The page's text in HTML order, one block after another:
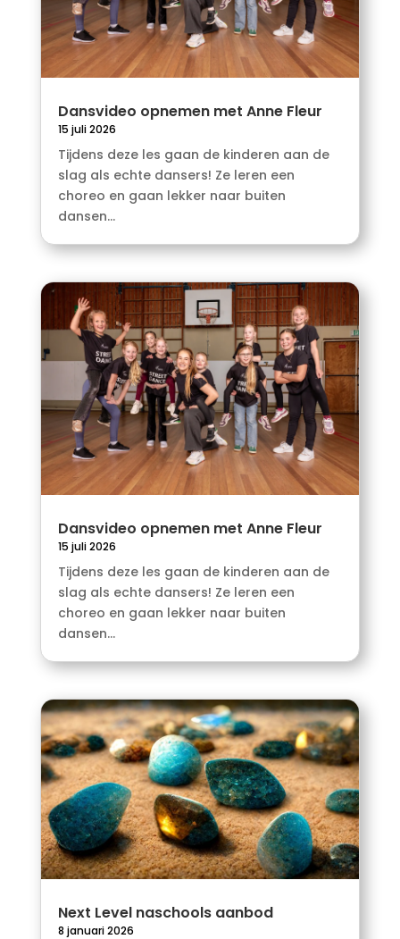
Dansvideo opnemen met Anne Fleur
15 juli 2026
Tijdens deze les gaan de kinderen aan de
slag als echte dansers! Ze leren een
choreo en gaan lekker naar buiten
dansen...
Dansvideo opnemen met Anne Fleur
15 juli 2026
Tijdens deze les gaan de kinderen aan de
slag als echte dansers! Ze leren een
choreo en gaan lekker naar buiten
dansen...
Next Level naschools aanbod
8 januari 2026